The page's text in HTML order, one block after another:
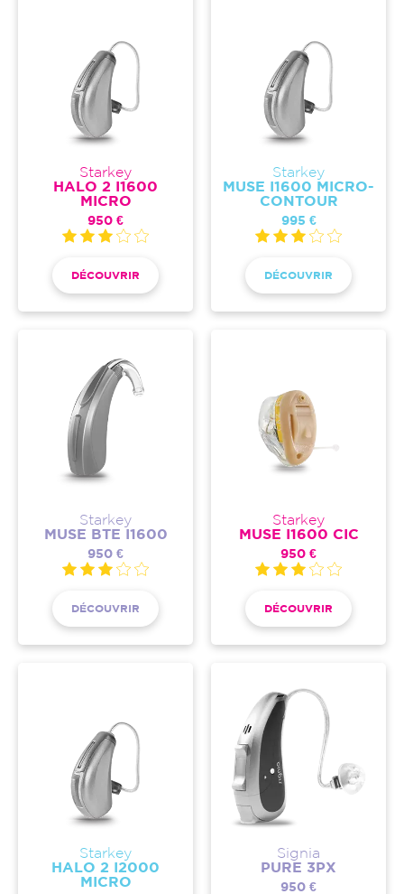
Starkey
HALO 2 I1600
MICRO
950 €
DÉCOUVRIR
Starkey
MUSE I1600 MICRO-
CONTOUR
995 €
DÉCOUVRIR
Starkey
MUSE BTE I1600
950 €
DÉCOUVRIR
Starkey
MUSE I1600 CIC
950 €
DÉCOUVRIR
Starkey
HALO 2 I2000
MICRO
Signia
PURE 3PX
950 €